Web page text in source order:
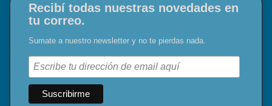
Recibí todas nuestras novedades en
tu correo.
Sumate a nuestro newsletter y no te pierdas nada.